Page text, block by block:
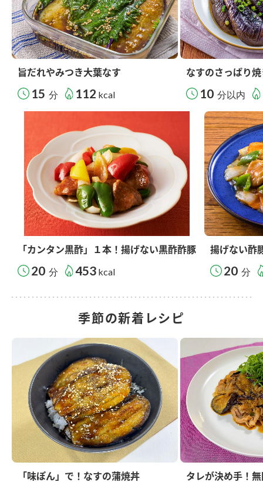
旨だれやみつき大葉なす
15 分 112 kcal
なすのさっぱり
10 分以内
「カンタン黒酢」１本！揚げない黒酢酢豚
20 分 453 kcal
揚げない酢
20 分
季節の新着レシピ
「味ぽん」で！なすの蒲焼丼 タレが決め手！